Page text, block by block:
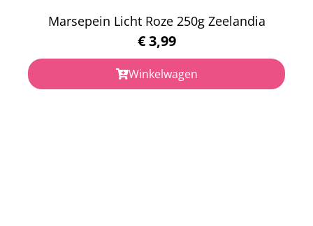
Marsepein Licht Roze 250g Zeelandia
€3,99
Winkelwagen